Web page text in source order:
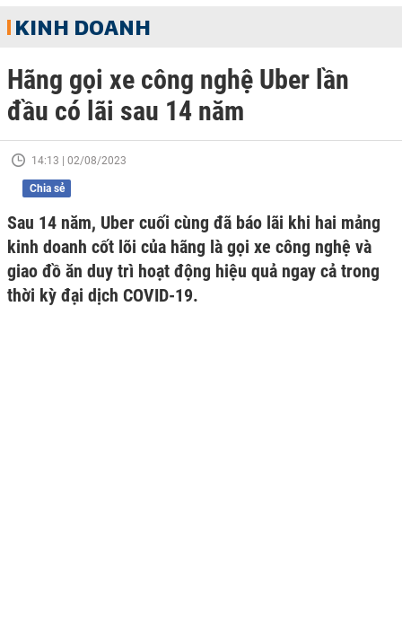
KINH DOANH
Hãng gọi xe công nghệ Uber lần
đầu có lãi sau 14 năm
14:13 | 02/08/2023
Chia sẻ
Sau 14 năm, Uber cuối cùng đã báo lãi khi hai mảng
kinh doanh cốt lõi của hãng là gọi xe công nghệ và
giao đồ ăn duy trì hoạt động hiệu quả ngay cả trong
thời kỳ đại dịch COVID-19.